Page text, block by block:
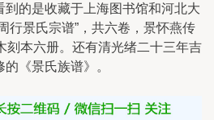
的是收藏于上海图书馆和河北大
行景氏宗谱”，共六卷，景怀燕传
刻本六册。还有清光绪二十三年吉
《景氏族谱》。